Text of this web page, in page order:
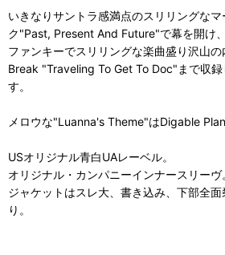
いきなりサントラ感満点のスリリングな
ク"Past, Present And Future"で幕を開け
ファンキーでスリリングな楽曲盛り沢山
Break "Traveling To Get To Doc"まで収
す。
メロウな"Luanna's Theme"はDigable
USオリジナル青白UAレーベル。
オリジナル・カンパニーインナースリーヴ
ジャケットはスレ大、書き込み、下部全
り。